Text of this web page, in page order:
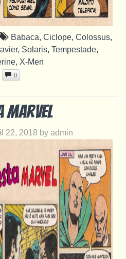
Babaca, Ciclope, Colossus,
, Solaris, Tempestade,
, X-Men
0
Marvel
22, 2018 by admin